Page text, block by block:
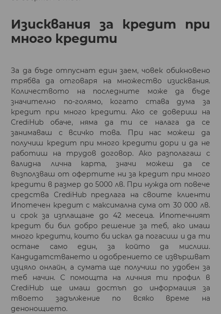
Изисквания за кредит при
много кредити
За да бъде отпуснат един заем, човек обикновено
трябва да отговаря на множество изисквания.
Количеството на последните може да бъде
значително по-голямо, когато става дума за
кредит при много кредити. Ако се довериш на
CrediHub обаче, няма да ти се налага да се
занимаваш с всичко това. При нас можеш да
получиш кредит при много кредити дори и да не
работиш на трудов договор. Ако разполагаш с
валидна лична карта, значи можеш да се
възползваш от офертите ни за кредит при много
кредити в размер до 5000 лв. При нужда от повече
средства CrediHub предлага на своите клиенти
Ипотечен кредит с максимална сума от 30 000 лв.
и срок за изплащане до 42 месеца. Ипотечният
кредит би бил добро решение за теб, ако имаш
много кредити, които би искал да погасиш и да ти
остане само един, за който да мислиш.
Кандидатстването и одобрението се извършват
изцяло онлайн, а сумата ще получиш по удобен за
теб начин. С помощта на личния ти профил в
CrediHub ще имаш достъп до информация за
твоето задължение по всяко време на
денонощието.